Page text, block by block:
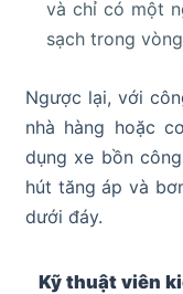
và chỉ có một
sạch trong
Ngược lại, với
nhà hàng hoặc
dụng xe bồn
hút tăng áp và
dưới đáy.
Kỹ thuật viên